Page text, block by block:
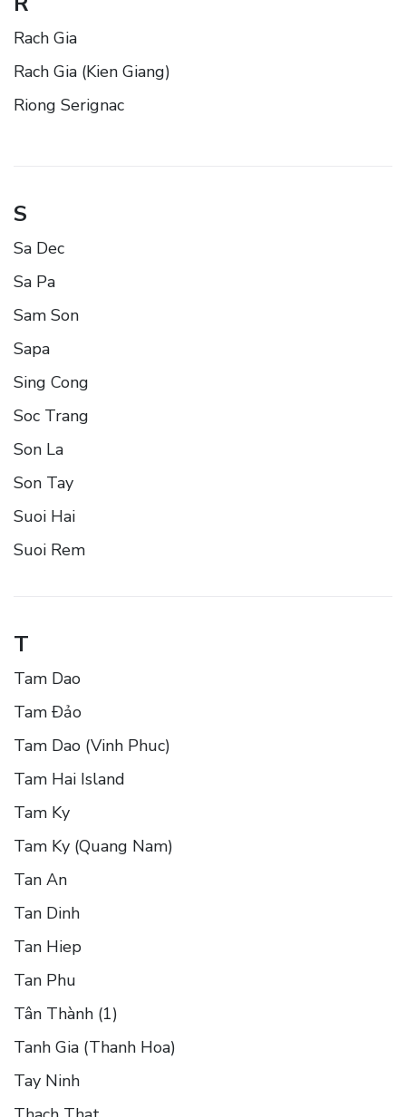
Rach Gia
Rach Gia (Kien Giang)
Riong Serignac
S
Sa Dec
Sa Pa
Sam Son
Sapa
Sing Cong
Soc Trang
Son La
Son Tay
Suoi Hai
Suoi Rem
T
Tam Dao
Tam Ðảo
Tam Dao (Vinh Phuc)
Tam Hai Island
Tam Ky
Tam Ky (Quang Nam)
Tan An
Tan Dinh
Tan Hiep
Tan Phu
Tân Thành (1)
Tanh Gia (Thanh Hoa)
Tay Ninh